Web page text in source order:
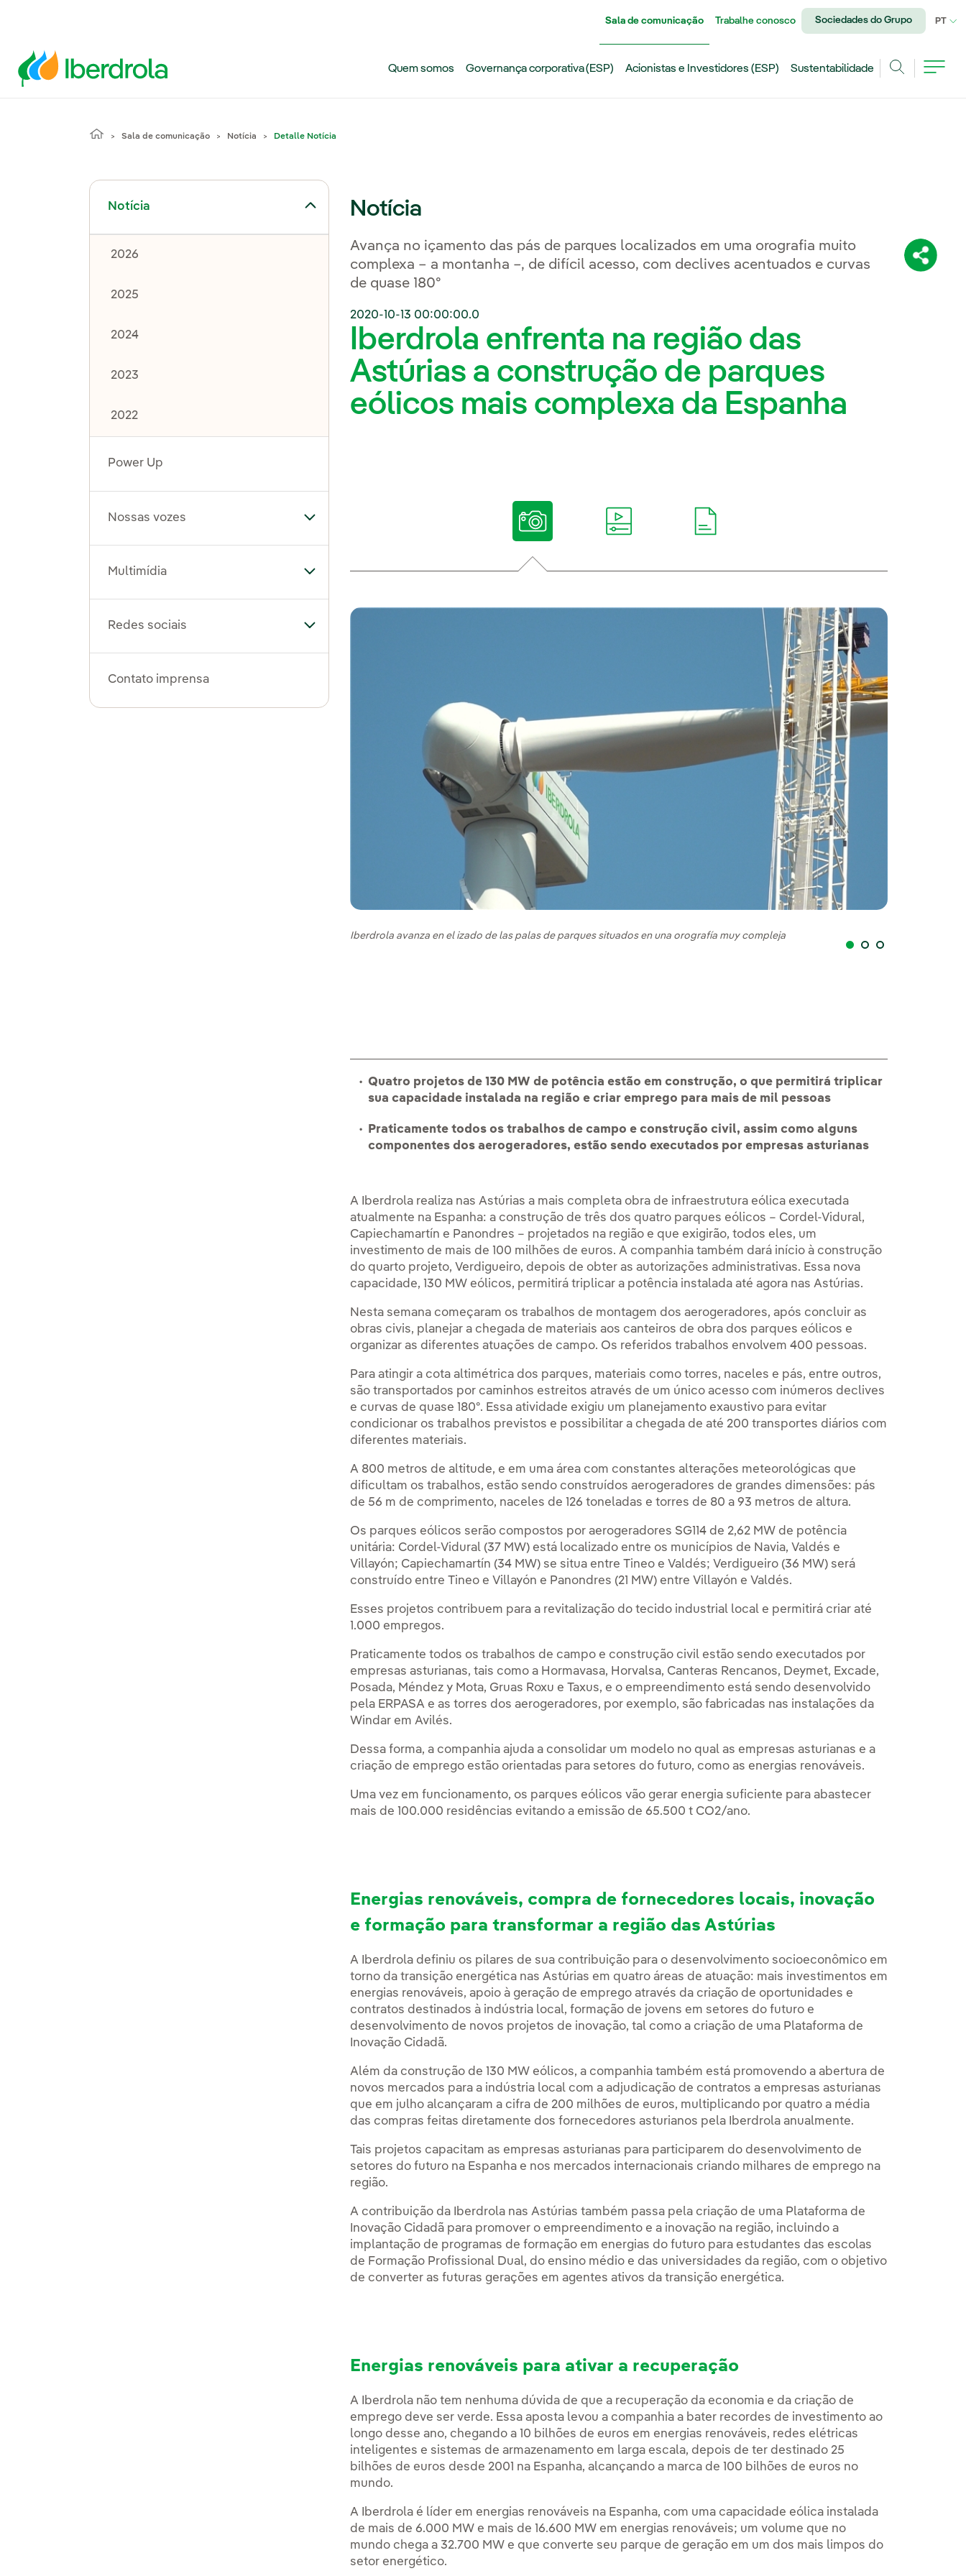
Sala de comunicação Trabalhe conosco Sociedades do Grupo PT
Quem somos Governança corporativa (ESP) Acionistas e Investidores (ESP)
Sustentabilidade
Sala de comunicação Notícia Detalle Notícia
Notícia
Alternar submenu de Notícia
2026
2025
2024
2023
2022
Power Up
Nossas vozes Alternar submenu de Nossas vozes
Multimídia Alternar submenu de Multimídia
Redes sociais Alternar submenu de Redes sociais
Contato imprensa
Notícia
Avança no içamento das pás de parques localizados em uma orografia muito
complexa – a montanha –, de difícil acesso, com declives acentuados e curvas
de quase 180º
2020-10-13 00:00:00.0
Iberdrola enfrenta na região das
Astúrias a construção de parques
eólicos mais complexa da Espanha
Iberdrola avanza en el izado de las palas de parques situados en una orografía muy compleja
Quatro projetos de 130 MW de potência estão em construção, o que permitirá triplicar
sua capacidade instalada na região e criar emprego para mais de mil pessoas
Praticamente todos os trabalhos de campo e construção civil, assim como alguns
componentes dos aerogeradores, estão sendo executados por empresas asturianas
A Iberdrola realiza nas Astúrias a mais completa obra de infraestrutura eólica executada
atualmente na Espanha: a construção de três dos quatro parques eólicos – Cordel-Vidural,
Capiechamartín e Panondres – projetados na região e que exigirão, todos eles, um
investimento de mais de 100 milhões de euros. A companhia também dará início à construção
do quarto projeto, Verdigueiro, depois de obter as autorizações administrativas. Essa nova
capacidade, 130 MW eólicos, permitirá triplicar a potência instalada até agora nas Astúrias.
Nesta semana começaram os trabalhos de montagem dos aerogeradores, após concluir as
obras civis, planejar a chegada de materiais aos canteiros de obra dos parques eólicos e
organizar as diferentes atuações de campo. Os referidos trabalhos envolvem 400 pessoas.
Para atingir a cota altimétrica dos parques, materiais como torres, naceles e pás, entre outros,
são transportados por caminhos estreitos através de um único acesso com inúmeros declives
e curvas de quase 180º. Essa atividade exigiu um planejamento exaustivo para evitar
condicionar os trabalhos previstos e possibilitar a chegada de até 200 transportes diários com
diferentes materiais.
A 800 metros de altitude, e em uma área com constantes alterações meteorológicas que
dificultam os trabalhos, estão sendo construídos aerogeradores de grandes dimensões: pás
de 56 m de comprimento, naceles de 126 toneladas e torres de 80 a 93 metros de altura.
Os parques eólicos serão compostos por aerogeradores SG114 de 2,62 MW de potência
unitária: Cordel-Vidural (37 MW) está localizado entre os municípios de Navia, Valdés e
Villayón; Capiechamartín (34 MW) se situa entre Tineo e Valdés; Verdigueiro (36 MW) será
construído entre Tineo e Villayón e Panondres (21 MW) entre Villayón e Valdés.
Esses projetos contribuem para a revitalização do tecido industrial local e permitirá criar até
1.000 empregos.
Praticamente todos os trabalhos de campo e construção civil estão sendo executados por
empresas asturianas, tais como a Hormavasa, Horvalsa, Canteras Rencanos, Deymet, Excade,
Posada, Méndez y Mota, Gruas Roxu e Taxus, e o empreendimento está sendo desenvolvido
pela ERPASA e as torres dos aerogeradores, por exemplo, são fabricadas nas instalações da
Windar em Avilés.
Dessa forma, a companhia ajuda a consolidar um modelo no qual as empresas asturianas e a
criação de emprego estão orientadas para setores do futuro, como as energias renováveis.
Uma vez em funcionamento, os parques eólicos vão gerar energia suficiente para abastecer
mais de 100.000 residências evitando a emissão de 65.500 t CO2/ano.
Energias renováveis, compra de fornecedores locais, inovação
e formação para transformar a região das Astúrias
A Iberdrola definiu os pilares de sua contribuição para o desenvolvimento socioeconômico em
torno da transição energética nas Astúrias em quatro áreas de atuação: mais investimentos em
energias renováveis, apoio à geração de emprego através da criação de oportunidades e
contratos destinados à indústria local, formação de jovens em setores do futuro e
desenvolvimento de novos projetos de inovação, tal como a criação de uma Plataforma de
Inovação Cidadã.
Além da construção de 130 MW eólicos, a companhia também está promovendo a abertura de
novos mercados para a indústria local com a adjudicação de contratos a empresas asturianas
que em julho alcançaram a cifra de 200 milhões de euros, multiplicando por quatro a média
das compras feitas diretamente dos fornecedores asturianos pela Iberdrola anualmente.
Tais projetos capacitam as empresas asturianas para participarem do desenvolvimento de
setores do futuro na Espanha e nos mercados internacionais criando milhares de emprego na
região.
A contribuição da Iberdrola nas Astúrias também passa pela criação de uma Plataforma de
Inovação Cidadã para promover o empreendimento e a inovação na região, incluindo a
implantação de programas de formação em energias do futuro para estudantes das escolas
de Formação Profissional Dual, do ensino médio e das universidades da região, com o objetivo
de converter as futuras gerações em agentes ativos da transição energética.
Energias renováveis para ativar a recuperação
A Iberdrola não tem nenhuma dúvida de que a recuperação da economia e da criação de
emprego deve ser verde. Essa aposta levou a companhia a bater recordes de investimento ao
longo desse ano, chegando a 10 bilhões de euros em energias renováveis, redes elétricas
inteligentes e sistemas de armazenamento em larga escala, depois de ter destinado 25
bilhões de euros desde 2001 na Espanha, alcançando a marca de 100 bilhões de euros no
mundo.
A Iberdrola é líder em energias renováveis na Espanha, com uma capacidade eólica instalada
de mais de 6.000 MW e mais de 16.600 MW em energias renováveis; um volume que no
mundo chega a 32.700 MW e que converte seu parque de geração em um dos mais limpos do
setor energético.